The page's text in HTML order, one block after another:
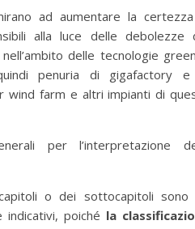
ad aumentare la
alla luce delle debolezze
delle tecnologie
penuria di gigafactory
wind farm e altri impianti di
per l’interpretazione
o dei sottocapitoli sono
poiché la